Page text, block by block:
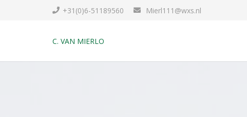
+31(0)6-51189560 Mierl111@wxs.nl
C. VAN MIERLO